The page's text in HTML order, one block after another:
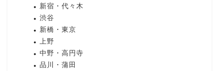
新宿・代々木
渋谷
新橋・東京
上野
中野・高円寺
品川・蒲田